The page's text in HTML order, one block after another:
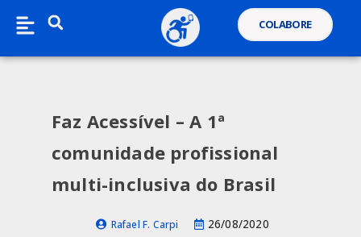
COLABORE
Faz Acessível – A 1ª
comunidade profissional
multi-inclusiva do Brasil
Rafael F. Carpi
26/08/2020